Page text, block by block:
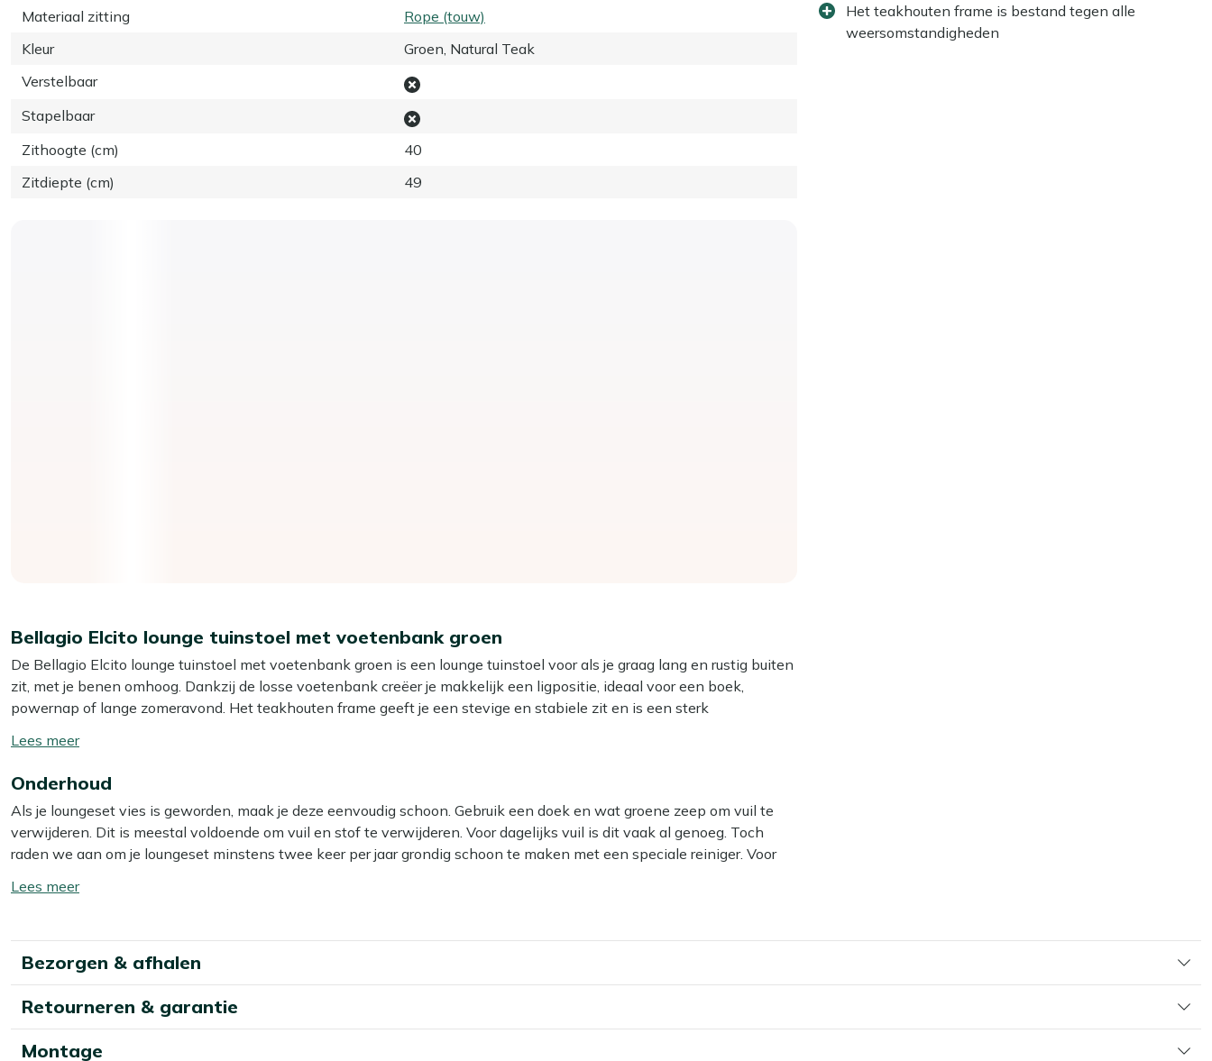
Materiaal zitting
Rope (touw)
Kleur
Groen, Natural Teak
Verstelbaar
Stapelbaar
Zithoogte (cm)
40
Zitdiepte (cm)
49
Het teakhouten frame is bestand tegen alle
weersomstandigheden
Bellagio Elcito lounge tuinstoel met voetenbank groen
De Bellagio Elcito lounge tuinstoel met voetenbank groen is een lounge tuinstoel voor als je graag lang en rustig buiten
zit, met je benen omhoog. Dankzij de losse voetenbank creëer je makkelijk een ligpositie, ideaal voor een boek,
powernap of lange zomeravond. Het teakhouten frame geeft je een stevige en stabiele zit en is een sterk
droogt snel op na een regenbui, zodat jij niet lang hoeft te wachten voordat je weer kunt neerploffen.
Eigenschappen
Inclusief voetenbank: je legt je benen omhoog en verandert je stoel in een relaxplek
Teakhouten frame:stevige lounge zit waar je jaren van kunt genieten
Lounge zitpositie:
Bekijk meer Loungestoelen
Toon/verberg
meer
Onderhoud
Als je loungeset vies is geworden, maak je deze eenvoudig schoon. Gebruik een doek en wat groene zeep om vuil te
verwijderen. Dit is meestal voldoende om vuil en stof te verwijderen. Voor dagelijks vuil is dit vaak al genoeg. Toch
raden we aan om je loungeset minstens twee keer per jaar grondig schoon te maken met een speciale reiniger. Voor
Textiel & Rope reiniger voor de rope zitting.
Let op: gebruik géén hogedrukreiniger. Dit lijkt handig, maar kan het materiaal beschadigen.
Extra bescherming
Wil je je loungeset extra beschermen tegen water en vuil? Dan kun je een beschermende laag aanbrengen met onze
Toon/verberg
Bezorgen & afhalen
Retourneren & garantie
Montage